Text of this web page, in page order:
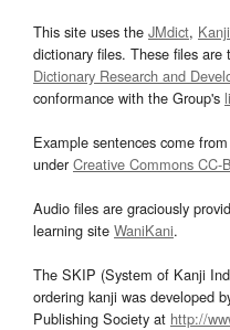
This site uses the JMdict,
dictionary files. These files are
Dictionary Research and
conformance with the Group's
Example sentences come
underCreative Commons CC-
Audio files are graciously
learning site WaniKani.
The SKIP (System of Kanji
ordering kanji was developed
Publishing Society at http://